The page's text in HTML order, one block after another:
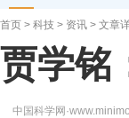
首页 > 科技 > 资讯 > 文章
贾学铭
中国科学网